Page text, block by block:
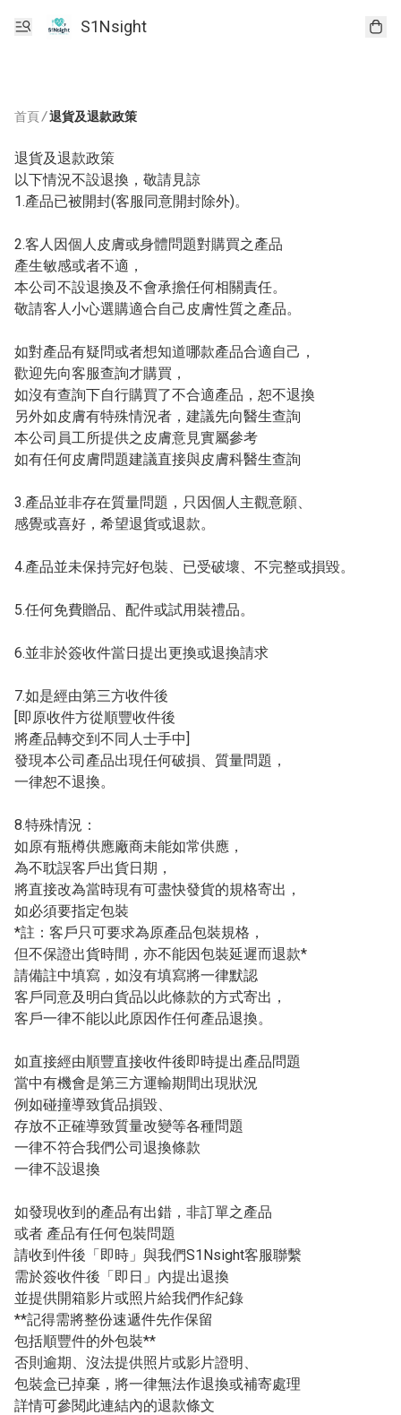
S1Nsight
首頁/退貨及退款政策
退貨及退款政策
以下情況不設退換，敬請見諒
1.產品已被開封(客服同意開封除外)。
2.客人因個人皮膚或身體問題對購買之產品
產生敏感或者不適，
本公司不設退換及不會承擔任何相關責任。
敬請客人小心選購適合自己皮膚性質之產品。
如對產品有疑問或者想知道哪款產品合適自己，
歡迎先向客服查詢才購買，
如沒有查詢下自行購買了不合適產品，恕不退換
另外如皮膚有特殊情況者，建議先向醫生查詢
本公司員工所提供之皮膚意見實屬參考
如有任何皮膚問題建議直接與皮膚科醫生查詢
3.產品並非存在質量問題，只因個人主觀意願、
感覺或喜好，希望退貨或退款。
4.產品並未保持完好包裝、已受破壞、不完整或損毀。
5.任何免費贈品、配件或試用裝禮品。
6.並非於簽收件當日提出更換或退換請求
7.如是經由第三方收件後
[即原收件方從順豐收件後
將產品轉交到不同人士手中]
發現本公司產品出現任何破損、質量問題，
一律恕不退換。
8.特殊情況：
如原有瓶樽供應廠商未能如常供應，
為不耽誤客戶出貨日期，
將直接改為當時現有可盡快發貨的規格寄出，
如必須要指定包裝
*註：客戶只可要求為原產品包裝規格，
但不保證出貨時間，亦不能因包裝延遲而退款*
請備註中填寫，如沒有填寫將一律默認
客戶同意及明白貨品以此條款的方式寄出，
客戶一律不能以此原因作任何產品退換。
如直接經由順豐直接收件後即時提出產品問題
當中有機會是第三方運輸期間出現狀況
例如碰撞導致貨品損毀、
存放不正確導致質量改變等各種問題
一律不符合我們公司退換條款
一律不設退換
如發現收到的產品有出錯，非訂單之產品
或者 產品有任何包裝問題
請收到件後「即時」與我們S1Nsight客服聯繫
需於簽收件後「即日」內提出退換
並提供開箱影片或照片給我們作紀錄
**記得需將整份速遞件先作保留
包括順豐件的外包裝**
否則逾期、沒法提供照片或影片證明、
包裝盒已掉棄，將一律無法作退換或補寄處理
詳情可參閱此連結內的退款條文